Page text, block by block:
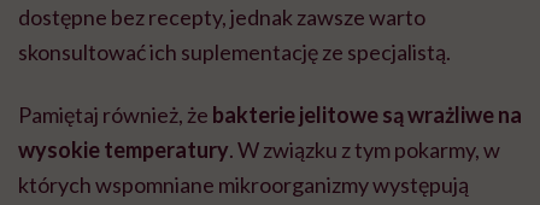
dostępne bez recepty, jednak zawsze warto
skonsultować ich suplementację ze specjalistą.
Pamiętaj również, że bakterie jelitowe są wrażliwe na
wysokie temperatury. W związku z tym pokarmy, w
których wspomniane mikroorganizmy występują